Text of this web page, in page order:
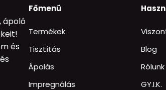
ápoló
és
Főmenü
Termékek
Tisztítás
Ápolás
Impregnálás
Blog
Rólunk
GY.I.K.